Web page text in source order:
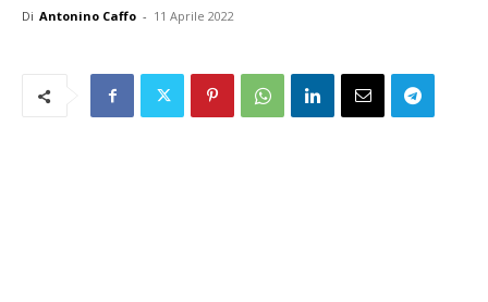
Di Antonino Caffo - 11 Aprile 2022